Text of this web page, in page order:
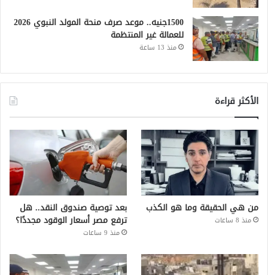
1500جنيه.. موعد صرف منحة المولد النبوي 2026
للعمالة غير المنتظمة
منذ 13 ساعة
الأكثر قراءة
من هي الحقيقة وما هو الكذب
منذ 8 ساعات
بعد توصية صندوق النقد.. هل
ترفع مصر أسعار الوقود مجددًا؟
منذ 9 ساعات